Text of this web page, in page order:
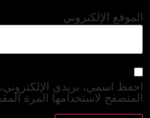
الموقع الإلكتروني
احفظ اسمي، بريدي
المتصفح لاستخدامها المرة